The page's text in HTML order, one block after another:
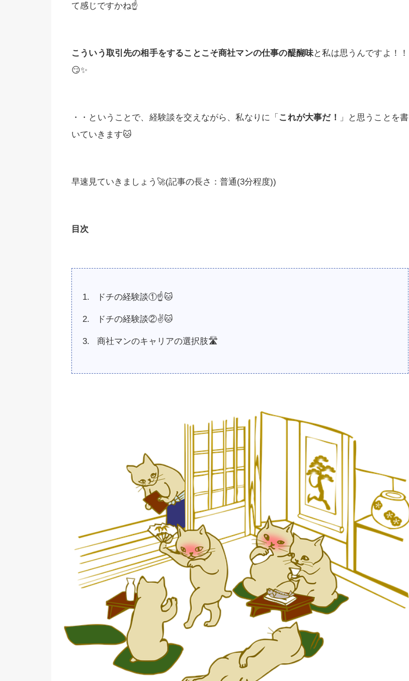
て感じですかね☝️
こういう取引先の相手をすることこそ商社マンの仕事の醍醐味と私は思うんですよ！！
😏✨
・・ということで、経験談を交えながら、私なりに「 これが大事だ！
」と思うことを書
いていきます🐱
早速見ていきましょう🚀(記事の長さ：普通(3分程度))
目次
ドチの経験談①☝️🐱
ドチの経験談②✌️🐱
商社マンのキャリアの選択肢🛣